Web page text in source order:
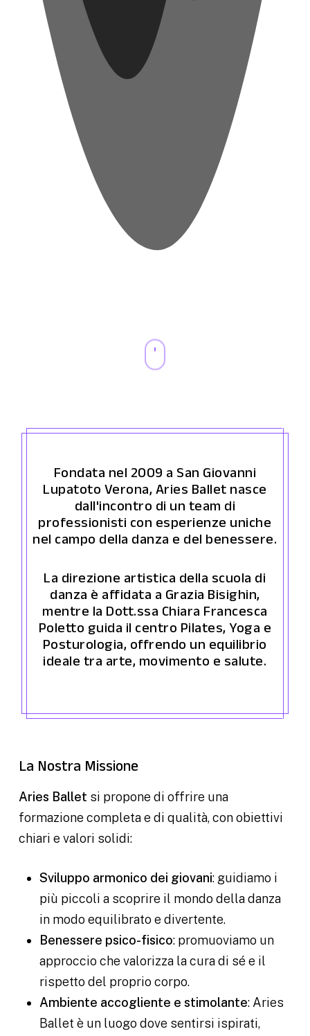
Navigate
the
section
Fondata nel 2009 a San Giovanni
Lupatoto Verona, Aries Ballet nasce
dall'incontro di un team di
professionisti con esperienze uniche
nel campo della danza e del benessere.
La direzione artistica della scuola di
danza è affidata a Grazia Bisighin,
mentre la Dott.ssa Chiara Francesca
Poletto guida il centro Pilates, Yoga e
Posturologia, offrendo un equilibrio
ideale tra arte, movimento e salute.
La Nostra Missione
Aries Ballet si propone di offrire una
formazione completa e di qualità, con obiettivi
chiari e valori solidi:
Sviluppo armonico dei giovani: guidiamo i
più piccoli a scoprire il mondo della danza
in modo equilibrato e divertente.
Benessere psico-fisico: promuoviamo un
approccio che valorizza la cura di sé e il
rispetto del proprio corpo.
Ambiente accogliente e stimolante: Aries
Ballet è un luogo dove sentirsi ispirati,